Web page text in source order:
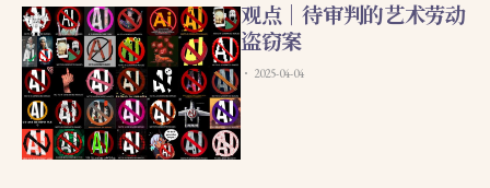
观点｜待审判的艺术劳动
盗窃案
2025-04-04